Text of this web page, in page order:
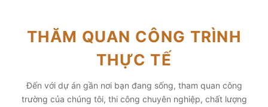
THĂM QUAN CÔNG TRÌNH
THỰC TẾ
Đến với dự án gần nơi bạn đang sống, tham quan công
trường của chúng tôi, thi công chuyên nghiệp, chất lượng